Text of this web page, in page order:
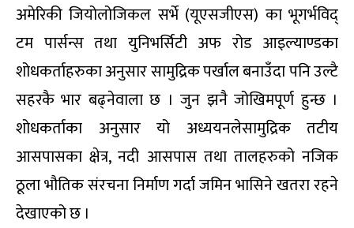
अमेरिकी जियोलोजिकल सर्भे (यूएसजीएस) का भूगर्भविद्
टम पार्सन्स तथा युनिभर्सिटी अफ रोड आइल्याण्डका
शोधकर्ताहरुका अनुसार सामुद्रिक पर्खाल बनाउँदा पनि उल्टै
सहरकै भार बढ्नेवाला छ । जुन झनै जोखिमपूर्ण हुन्छ ।
शोधकर्ताका अनुसार यो अध्ययनलेसामुद्रिक तटीय
आसपासका क्षेत्र, नदी आसपास तथा तालहरुको नजिक
ठूला भौतिक संरचना निर्माण गर्दा जमिन भासिने खतरा रहने
देखाएको छ ।